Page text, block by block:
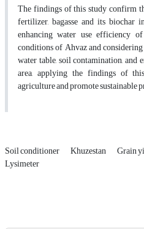
The findings of this study confirm
fertilizer, bagasse and its biochar
enhancing water use efficiency
conditions of Ahvaz and
water table, soil contamination,
area, applying the findings of
agriculture and promote sustainable
Soil conditioner Khuzestan Grain
Lysimeter